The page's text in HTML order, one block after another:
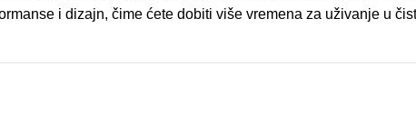
i dizajn, čime ćete dobiti više vremena za uživanje u